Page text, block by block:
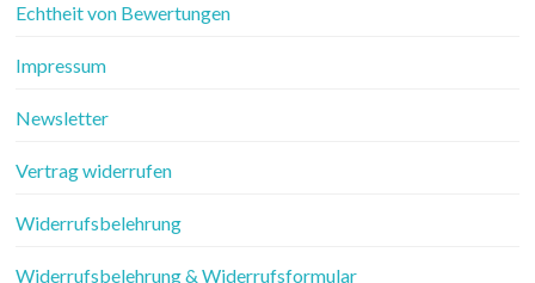
Echtheit von Bewertungen
Impressum
Newsletter
Vertrag widerrufen
Widerrufsbelehrung
Widerrufsbelehrung & Widerrufsformular